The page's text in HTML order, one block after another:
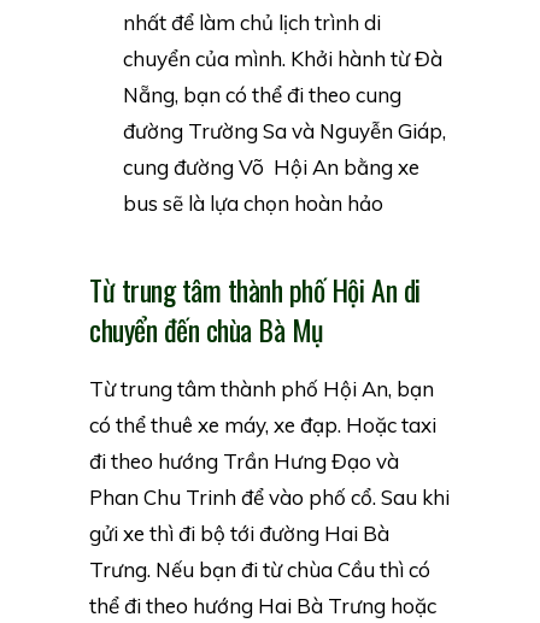
nhất để làm chủ lịch trình di
chuyển của mình. Khởi hành từ Đà
Nẵng, bạn có thể đi theo cung
đường Trường Sa và Nguyễn Giáp,
cung đường Võ Hội An bằng xe
bus sẽ là lựa chọn hoàn hảo
Từ trung tâm thành phố Hội An di
chuyển đến chùa Bà Mụ
Từ trung tâm thành phố Hội An, bạn
có thể thuê xe máy, xe đạp. Hoặc taxi
đi theo hướng Trần Hưng Đạo và
Phan Chu Trinh để vào phố cổ. Sau khi
gửi xe thì đi bộ tới đường Hai Bà
Trưng. Nếu bạn đi từ chùa Cầu thì có
thể đi theo hướng Hai Bà Trưng hoặc